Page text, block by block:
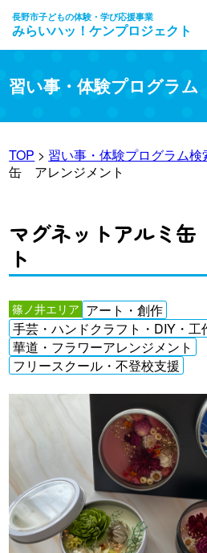
長野市子どもの体験・学び応援事業
みらいハッ！ケンプロジェクト
習い事・体験プログラム
TOP > 習い事・体験プログラム検
缶 アレンジメント
マグネットアルミ
ト
篠ノ井エリア アート・創作
手芸・ハンドクラフト・DIY・工
華道・フラワーアレンジメント
フリースクール・不登校支援